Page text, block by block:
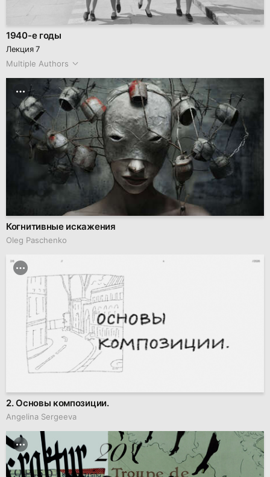
1940-е годы
Лекция 7
Multiple Authors
Когнитивные искажения
Oleg Paschenko
2. Основы композиции.
Angelina Sergeeva